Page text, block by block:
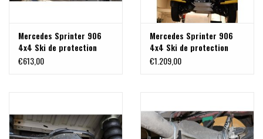
Mercedes Sprinter 906
4x4 Ski de protection
réservoir alu 6mm
€613,00
Mercedes Sprinter 906
4x4 Ski de protection
réservoir alu 6mm
€1.209,00